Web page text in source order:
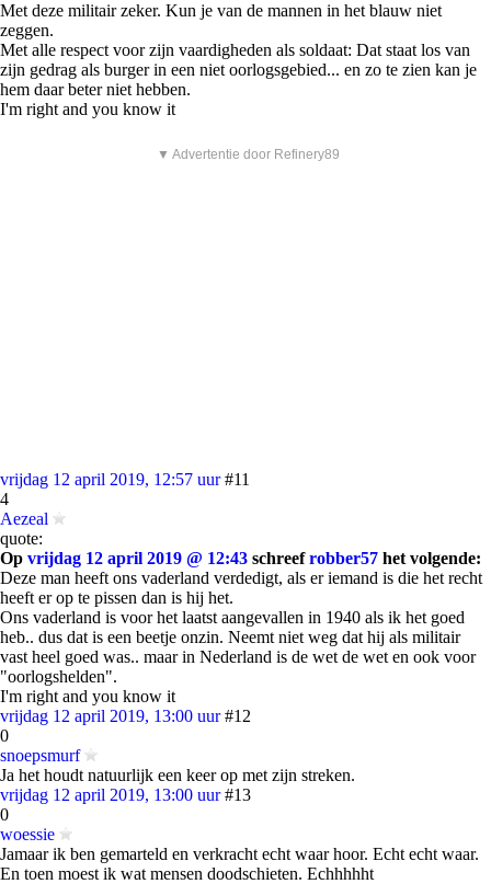
Met deze militair zeker. Kun je van de mannen in het blauw niet
zeggen.
Met alle respect voor zijn vaardigheden als soldaat: Dat staat los van
zijn gedrag als burger in een niet oorlogsgebied... en zo te zien kan je
hem daar beter niet hebben.
I'm right and you know it
▼ Advertentie door Refinery89
vrijdag 12 april 2019, 12:57 uur #11
4
Aezeal
quote:
Op vrijdag 12 april 2019 @ 12:43 schreefrobber57 het volgende:
Deze man heeft ons vaderland verdedigt, als er iemand is die het recht
heeft er op te pissen dan is hij het.
Ons vaderland is voor het laatst aangevallen in 1940 als ik het goed
heb.. dus dat is een beetje onzin. Neemt niet weg dat hij als militair
vast heel goed was.. maar in Nederland is de wet de wet en ook voor
"oorlogshelden".
I'm right and you know it
vrijdag 12 april 2019, 13:00 uur #12
0
snoepsmurf
Ja het houdt natuurlijk een keer op met zijn streken.
vrijdag 12 april 2019, 13:00 uur #13
0
woessie
Jamaar ik ben gemarteld en verkracht echt waar hoor. Echt echt waar.
En toen moest ik wat mensen doodschieten. Echhhhht